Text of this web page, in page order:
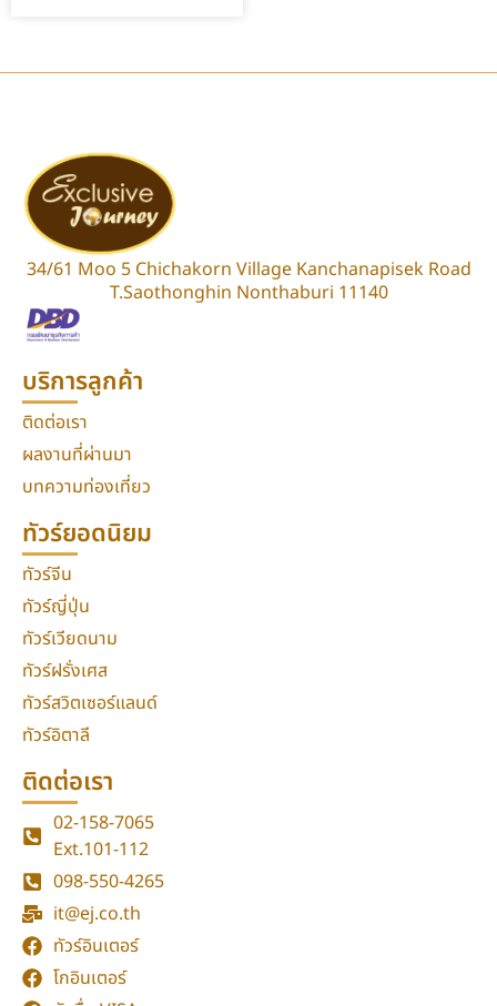
34/61 Moo 5 Chichakorn Village Kanchanapisek Road
T.Saothonghin Nonthaburi 11140
บริการลูกค้า
ติดต่อเรา
ผลงานที่ผ่านมา
บทความท่องเที่ยว
ทัวร์ยอดนิยม
ทัวร์จีน
ทัวร์ญี่ปุ่น
ทัวร์เวียดนาม
ทัวร์ฝรั่งเศส
ทัวร์สวิตเซอร์แลนด์
ทัวร์อิตาลี
ติดต่อเรา
02-158-7065
Ext.101-112
098-550-4265
it@ej.co.th
ทัวร์อินเตอร์
โกอินเตอร์